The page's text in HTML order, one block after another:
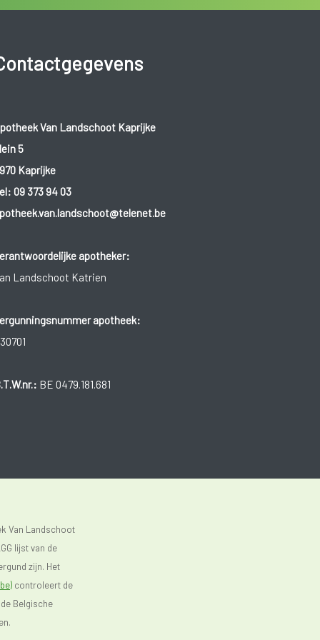
Van Landschoot Kaprijke
5
Kaprijke
09 373 94 03
apotheker:
Landschoot Katrien
apotheek:
BE 0479.181.681
Van Landschoot
lijst van de
zijn. Het
controleert de
Belgische